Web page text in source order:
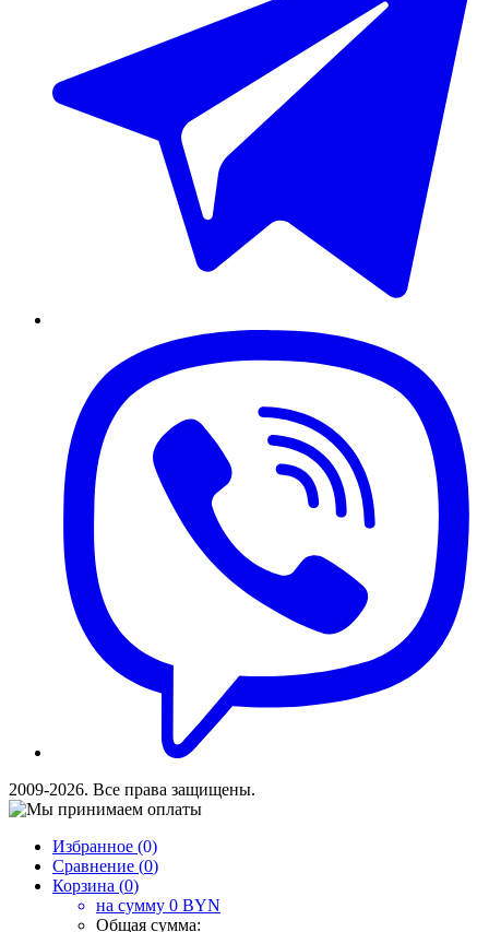
2009-2026. Все права защищены.
Избранное (0)
Сравнение (0)
Корзина (0)
на сумму 0 BYN
Общая сумма: